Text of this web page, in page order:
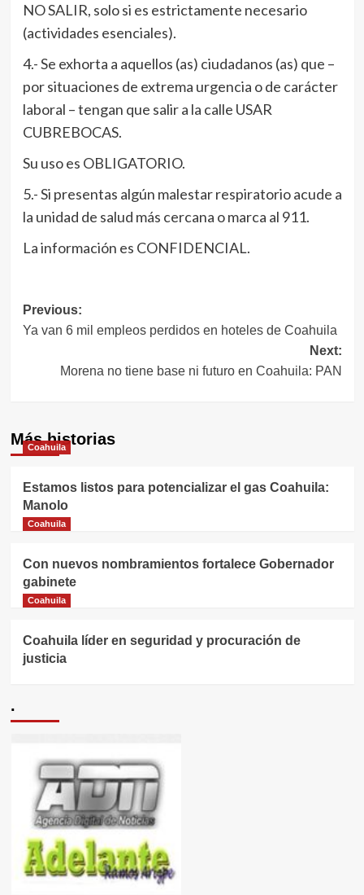
NO SALIR, solo si es estrictamente necesario
(actividades esenciales).
4.- Se exhorta a aquellos (as) ciudadanos (as) que –
por situaciones de extrema urgencia o de carácter
laboral – tengan que salir a la calle USAR
CUBREBOCAS.
Su uso es OBLIGATORIO.
5.- Si presentas algún malestar respiratorio acude a
la unidad de salud más cercana o marca al 911.
La información es CONFIDENCIAL.
Navegación
de
entradas
Previous:
Ya van 6 mil empleos perdidos en hoteles de Coahuila
Next:
Morena no tiene base ni futuro en Coahuila: PAN
Más historias
Coahuila
Estamos listos para potencializar el gas Coahuila:
Manolo
Coahuila
Con nuevos nombramientos fortalece Gobernador
gabinete
Coahuila
Coahuila líder en seguridad y procuración de
justicia
.